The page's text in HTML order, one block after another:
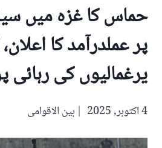
حماس کا غزہ میں
پر عملدرآمد کا
یرغمالیوں کی رہائی
4 اکتوبر, 2025 بین الاقوامی